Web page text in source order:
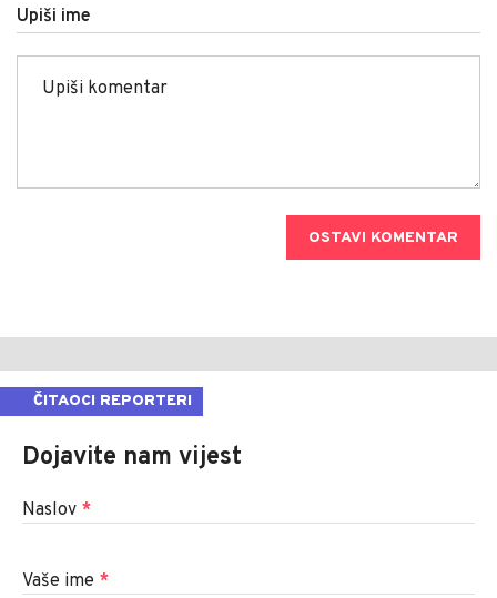
Upiši ime
OSTAVI KOMENTAR
ČITAOCI REPORTERI
Dojavite nam vijest
Naslov *
Vaše ime *